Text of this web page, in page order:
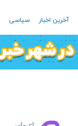
آخرین اخبار سیاسی